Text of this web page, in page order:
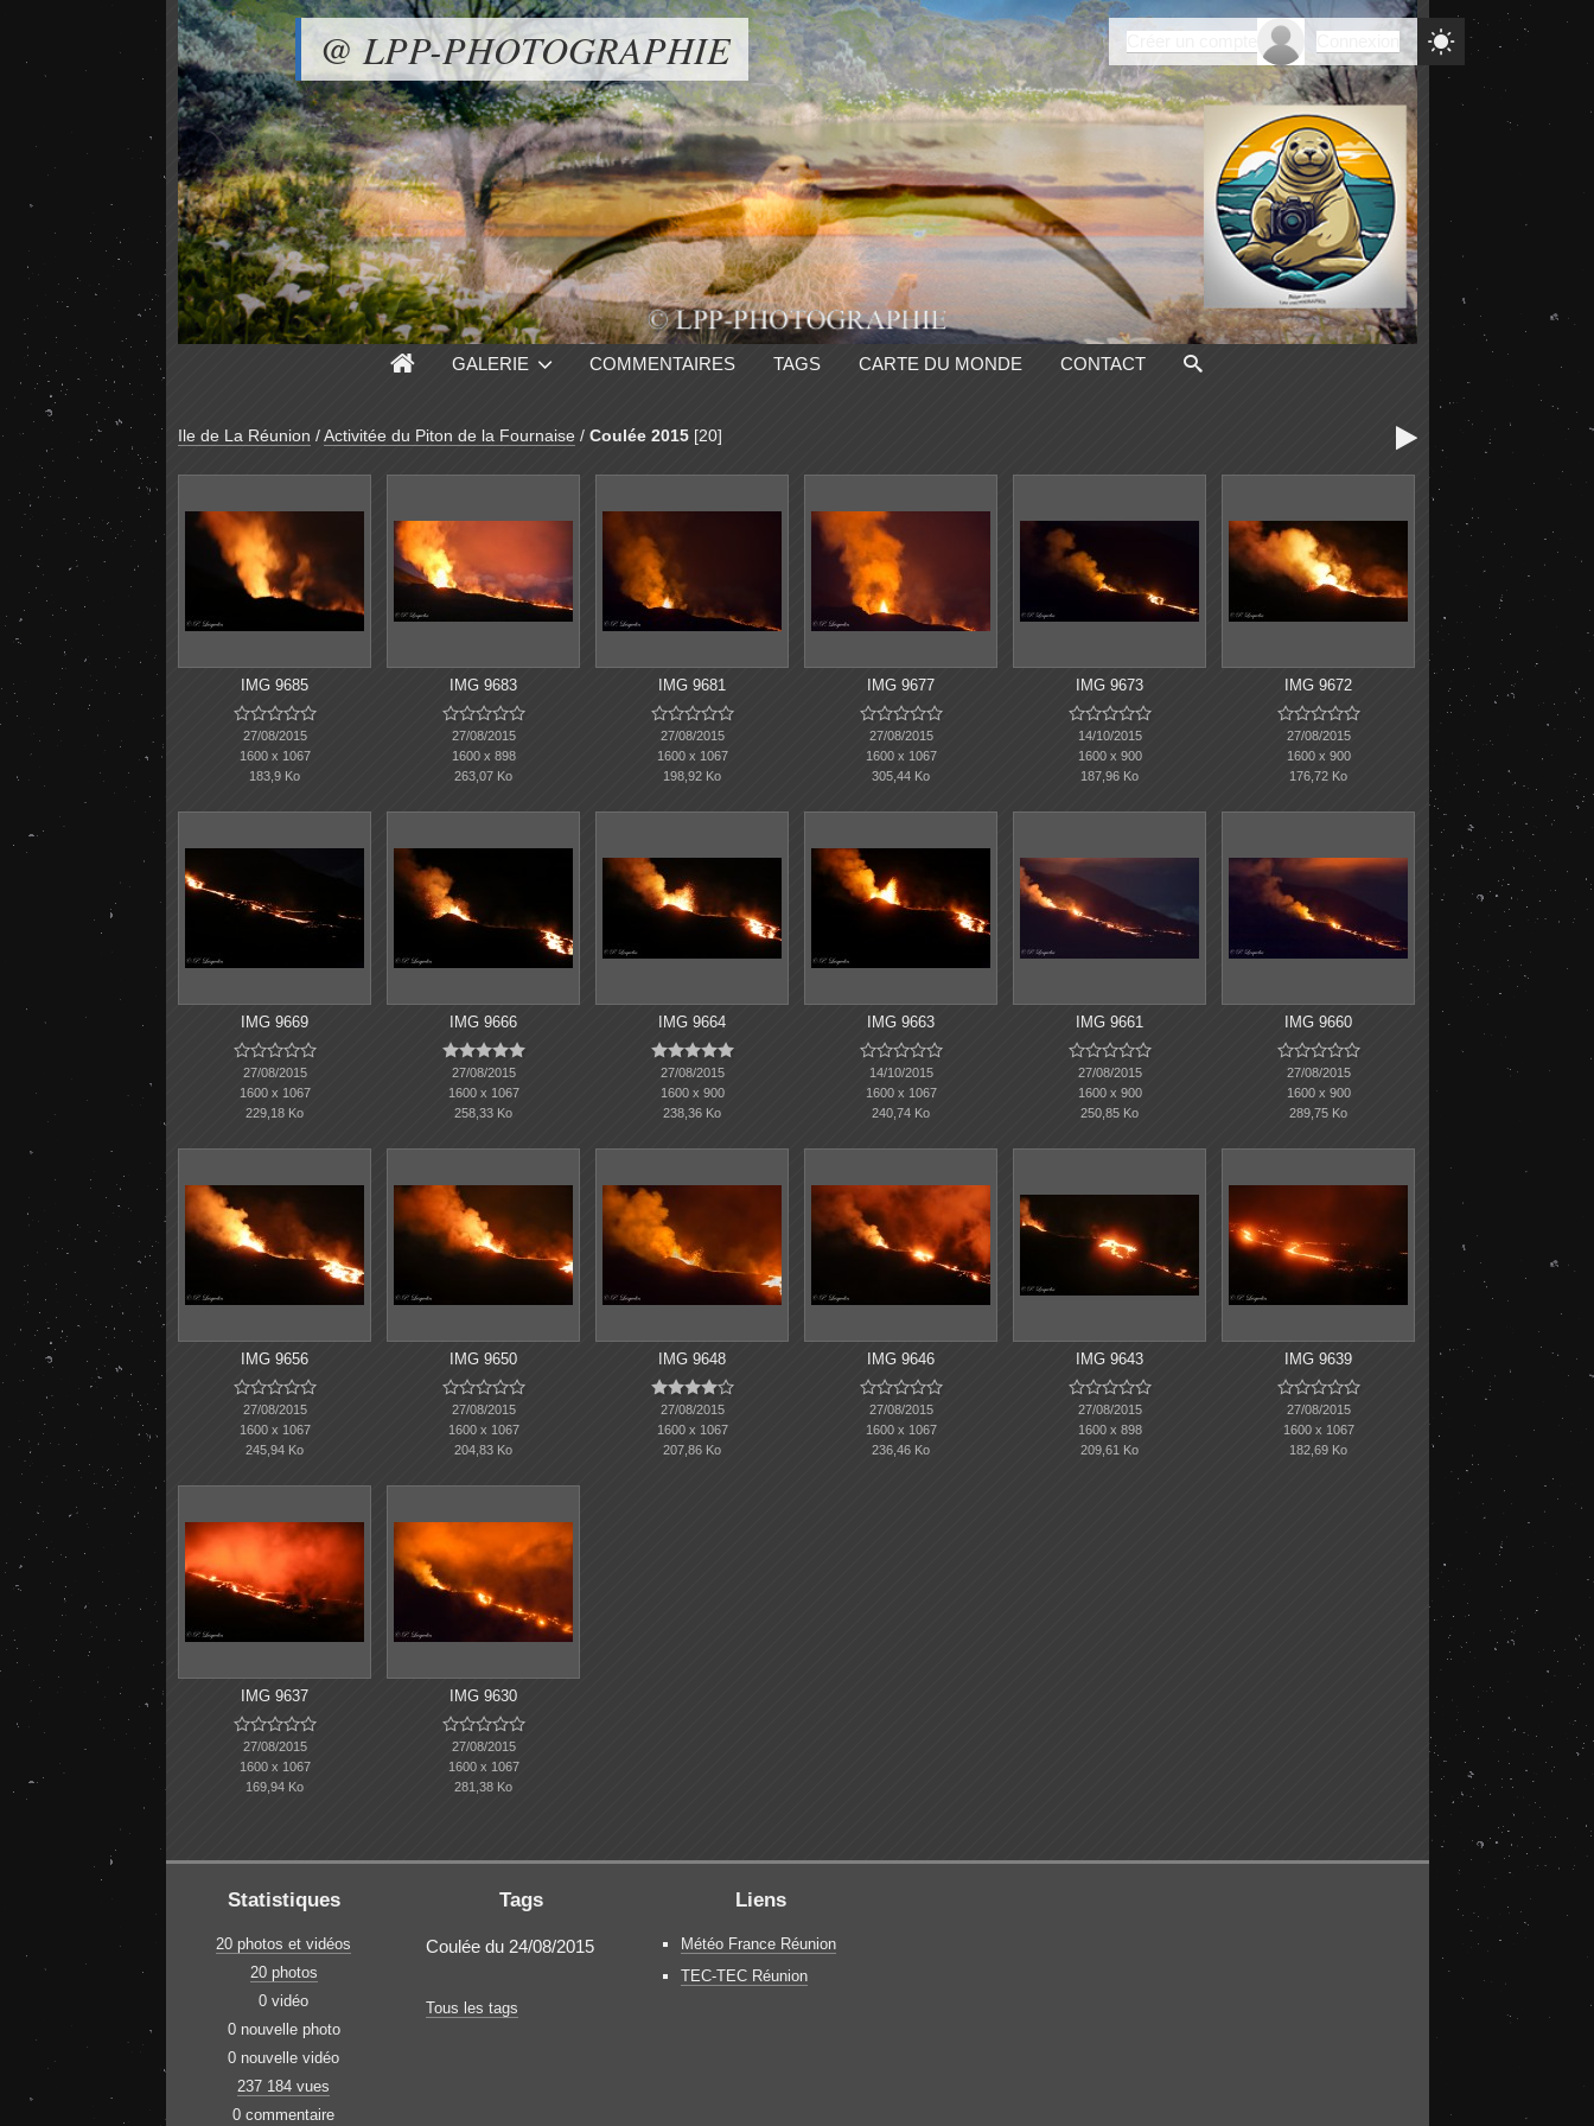
@ LPP-PHOTOGRAPHIE 
GALERIE COMMENTAIRES TAGS CARTE DU MONDE CONTACT
Ile de La Réunion / Activitée du Piton de la Fournaise / Coulée 2015 [20] 
IMG 9685

27/08/2015
1600 x 1067
183,9 Ko
IMG 9683

27/08/2015
1600 x 898
263,07 Ko
IMG 9681

27/08/2015
1600 x 1067
198,92 Ko
IMG 9677

27/08/2015
1600 x 1067
305,44 Ko
IMG 9673

14/10/2015
1600 x 900
187,96 Ko
IMG 9672

27/08/2015
1600 x 900
176,72 Ko
IMG 9669

27/08/2015
1600 x 1067
229,18 Ko
IMG 9666

27/08/2015
1600 x 1067
258,33 Ko
IMG 9664

27/08/2015
1600 x 900
238,36 Ko
IMG 9663

14/10/2015
1600 x 1067
240,74 Ko
IMG 9661

27/08/2015
1600 x 900
250,85 Ko
IMG 9660

27/08/2015
1600 x 900
289,75 Ko
IMG 9656

27/08/2015
1600 x 1067
245,94 Ko
IMG 9650

27/08/2015
1600 x 1067
204,83 Ko
IMG 9648

27/08/2015
1600 x 1067
207,86 Ko
IMG 9646

27/08/2015
1600 x 1067
236,46 Ko
IMG 9643

27/08/2015
1600 x 898
209,61 Ko
IMG 9639

27/08/2015
1600 x 1067
182,69 Ko
IMG 9637

27/08/2015
1600 x 1067
169,94 Ko
IMG 9630

27/08/2015
1600 x 1067
281,38 Ko
Statistiques
20 photos et vidéos
20 photos
0 vidéo
0 nouvelle photo
0 nouvelle vidéo
237 184 vues
0 commentaire
Tags
Coulée du 24/08/2015
Tous les tags
Liens
Météo France Réunion
TEC-TEC Réunion